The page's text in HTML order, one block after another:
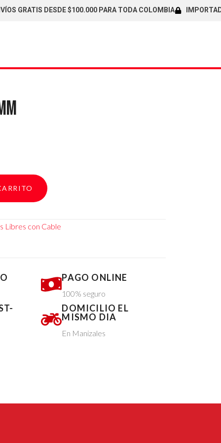
GRATIS DESDE $100.000 PARA TODA COLOMBIA
Libres con Cable
PAGO ONLINE
100% seguro
DOMICILIO EL
MISMO DIA
En Manizales